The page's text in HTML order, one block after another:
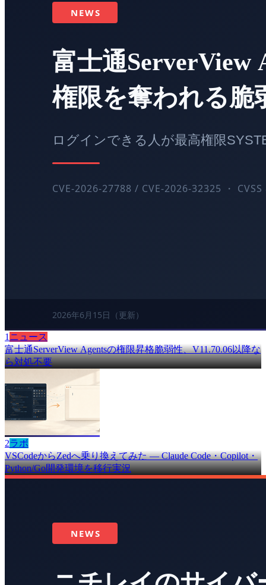
1 ニュース
富士通ServerView Agentsの権限昇格脆弱性、V11.70.06以降な
ら対処不要
2ラボ
VSCodeからZedへ乗り換えてみた — Claude Code・Copilot・
Python/Go開発環境を移行実況